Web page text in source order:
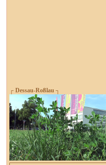
┌ Dessau-Roßlau ┐